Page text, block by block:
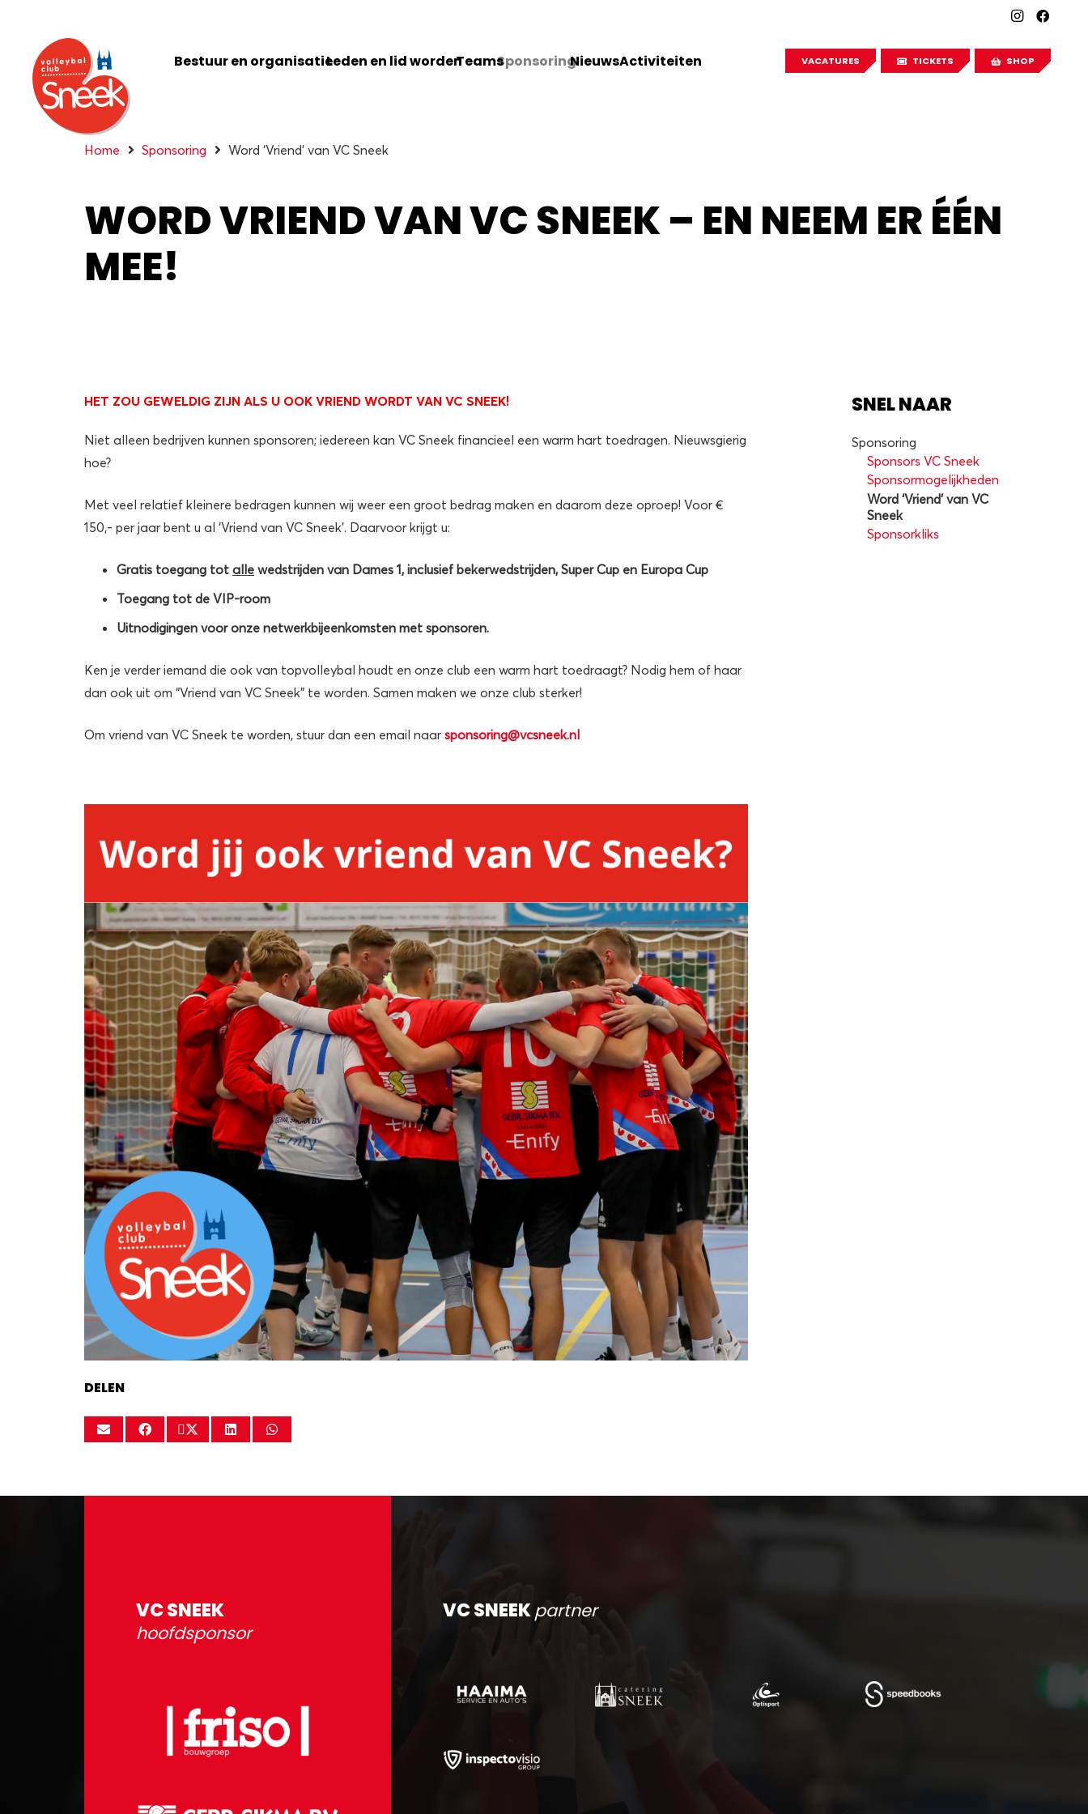
Bestuur en organisatieLeden en lid wordenTeamsSponsoringNieuwsActiviteiten VACATURES TICKETS SHOP
Home Sponsoring Word ‘Vriend’ van VC Sneek
WORD VRIEND VAN VC SNEEK – EN NEEM ER ÉÉN
MEE!
HET ZOU GEWELDIG ZIJN ALS U OOK VRIEND WORDT VAN VC SNEEK!
Niet alleen bedrijven kunnen sponsoren; iedereen kan VC Sneek financieel een warm hart toedragen. Nieuwsgierig
hoe?
Met veel relatief kleinere bedragen kunnen wij weer een groot bedrag maken en daarom deze oproep! Voor €
150,- per jaar bent u al ‘Vriend van VC Sneek’. Daarvoor krijgt u:
Gratis toegang tot alle wedstrijden van Dames 1, inclusief bekerwedstrijden, Super Cup en Europa Cup
Toegang tot de VIP-room
Uitnodigingen voor onze netwerkbijeenkomsten met sponsoren.
Ken je verder iemand die ook van topvolleybal houdt en onze club een warm hart toedraagt? Nodig hem of haar
dan ook uit om “Vriend van VC Sneek” te worden. Samen maken we onze club sterker!
Om vriend van VC Sneek te worden, stuur dan een email naar sponsoring@vcsneek.nl
DELEN
SNEL NAAR
Sponsoring
Sponsors VC Sneek
Sponsormogelijkheden
Word ‘Vriend’ van VC
Sneek
Sponsorkliks
VC SNEEK
hoofdsponsor
VC SNEEKpartner